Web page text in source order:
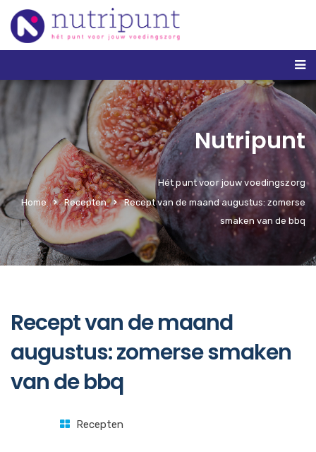
Nutripunt
Hét punt voor jouw voedingszorg
Home
Recepten
Recept van de maand augustus: zomerse
smaken van de bbq
Recept van de maand
augustus: zomerse smaken
van de bbq
Recepten